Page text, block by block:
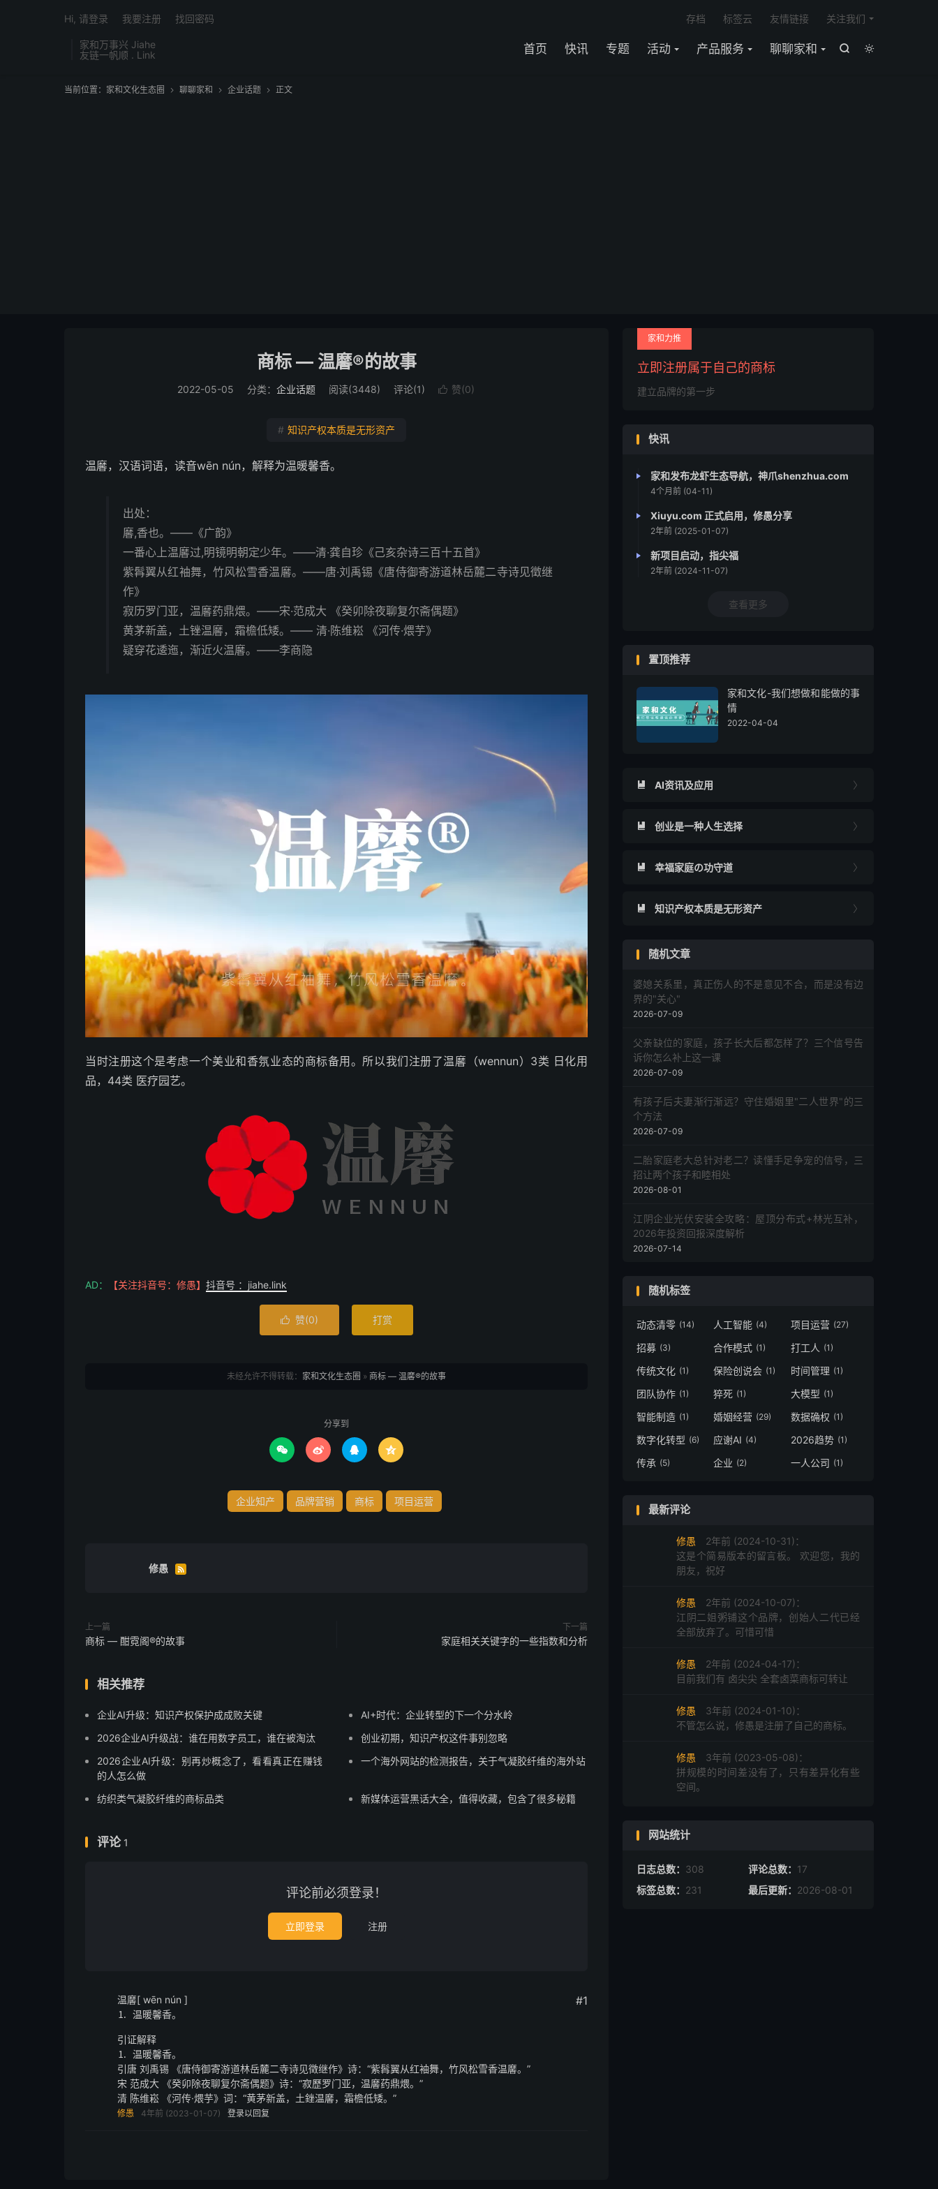
家和万事兴 Jiahe
友链一帆顺 . Link


首页 快讯 专题 活动 产品服务 聊聊家和
存档 标签云 友情链接 关注我们
Hi, 请登录 我要注册 找回密码
当前位置： 家和文化生态圈  聊聊家和  企业话题  正文
商标 — 温黁®的故事
2022-05-05 分类： 企业话题 阅读(3448) 评论(1)  赞(0)
# 知识产权本质是无形资产
温黁，汉语词语，读音wēn nún，解释为温暖馨香。
出处：
黁,香也。——《广韵》
一番心上温黁过,明镜明朝定少年。——清·龚自珍《己亥杂诗三百十五首》
紫髥翼从红袖舞，竹风松雪香温黁。——唐·刘禹锡《唐侍御寄游道林岳麓二寺诗见徵继
作》
寂历罗门亚，温黁药鼎煨。——宋·范成大 《癸卯除夜聊复尔斋偶题》
黄茅新盖，土锉温黁，霜檐低矮。—— 清·陈维崧 《河传·煨芋》
疑穿花逶迤，渐近火温黁。——李商隐
当时注册这个是考虑一个美业和香氛业态的商标备用。所以我们注册了温黁（wennun）3类 日化用
品，44类 医疗园艺。
AD： 【关注抖音号：修愚】 抖音号 ：jiahe.link
 赞(0) 打赏
未经允许不得转载： 家和文化生态圈 » 商标 — 温黁®的故事
分享到
   
企业知产 品牌营销 商标 项目运营
修愚 
上一篇
商标 — 酣霓阁®的故事
下一篇
家庭相关关键字的一些指数和分析
相关推荐
企业AI升级：知识产权保护成成败关键
AI+时代：企业转型的下一个分水岭
2026企业AI升级战：谁在用数字员工，谁在被淘汰
创业初期，知识产权这件事别忽略
2026企业AI升级：别再炒概念了，看看真正在赚钱
的人怎么做
一个海外网站的检测报告，关于气凝胶纤维的海外站
纺织类气凝胶纤维的商标品类 新媒体运营黑话大全，值得收藏，包含了很多秘籍
评论 1
评论前必须登录！
立即登录 注册
#1
温黁[ wēn nún ]
⒈ 温暖馨香。
引证解释
⒈ 温暖馨香。
引唐 刘禹锡 《唐侍御寄游道林岳麓二寺诗见徵继作》诗：“紫髥翼从红袖舞，竹风松雪香温黁。”
宋 范成大 《癸卯除夜聊复尔斋偶题》诗：“寂歷罗门亚，温黁药鼎煨。”
清 陈维崧 《河传·煨芋》词：“黄茅新盖，土銼温黁，霜檐低矮。”
修愚 4年前 (2023-01-07) 登录以回复
家和力推
立即注册属于自己的商标
建立品牌的第一步
快讯
家和发布龙虾生态导航，神爪shenzhua.com
4个月前 (04-11)
Xiuyu.com 正式启用，修愚分享
2年前 (2025-01-07)
新项目启动，指尖福
2年前 (2024-11-07)
查看更多
置顶推荐
家和文化-我们想做和能做的事
情
2022-04-04

 AI资讯及应用

 创业是一种人生选择

 幸福家庭の功守道

 知识产权本质是无形资产
随机文章
婆媳关系里，真正伤人的不是意见不合，而是没有边
界的"关心"
2026-07-09
父亲缺位的家庭，孩子长大后都怎样了？三个信号告
诉你怎么补上这一课
2026-07-09
有孩子后夫妻渐行渐远？守住婚姻里"二人世界"的三
个方法
2026-07-09
二胎家庭老大总针对老二？读懂手足争宠的信号，三
招让两个孩子和睦相处
2026-08-01
江阴企业光伏安装全攻略：屋顶分布式+林光互补，
2026年投资回报深度解析
2026-07-14
随机标签
动态清零 (14) 人工智能 (4) 项目运营 (27)
招募 (3) 合作模式 (1) 打工人 (1)
传统文化 (1) 保险创说会 (1) 时间管理 (1)
团队协作 (1) 猝死 (1) 大模型 (1)
智能制造 (1) 婚姻经营 (29) 数据确权 (1)
数字化转型 (6) 应谢AI (4) 2026趋势 (1)
传承 (5) 企业 (2) 一人公司 (1)
最新评论
修愚
2年前 (2024-10-31)：
这是个简易版本的留言板。 欢迎您，我的
朋友，祝好
修愚
2年前 (2024-10-07)：
江阴二姐粥铺这个品牌，创始人二代已经
全部放弃了。可惜可惜
修愚
2年前 (2024-04-17)：
目前我们有 卤尖尖 全套卤菜商标可转让
修愚
3年前 (2024-01-10)：
不管怎么说，修愚是注册了自己的商标。
修愚
3年前 (2023-05-08)：
拼规模的时间差没有了，只有差异化有些
空间。
网站统计
日志总数： 308 评论总数： 17
标签总数： 231 最后更新： 2026-08-01